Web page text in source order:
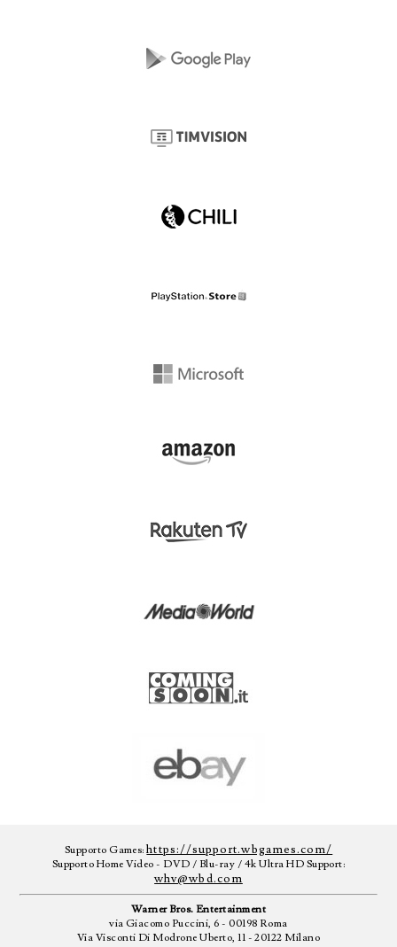
Supporto Games:https://support.wbgames.com/
Supporto Home Video - DVD / Blu-ray / 4k Ultra HD Support:
whv@wbd.com
Warner Bros. Entertainment
via Giacomo Puccini, 6 - 00198 Roma
Via Visconti Di Modrone Uberto, 11 - 20122 Milano